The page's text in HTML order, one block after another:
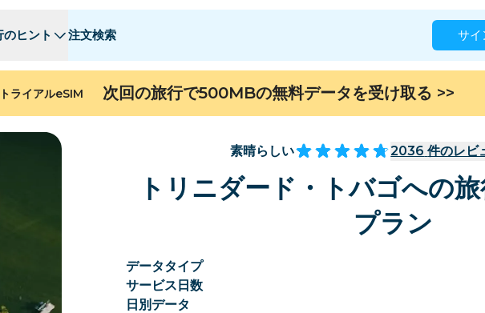
のヒント 注文検索 サイ
J - O P - S
アルジェリア アンドラ アングィラ
バミューダ ブラジル
カナダ
コスタリカ
J - O P - S
中国 ヨーロッパ
ライアルeSIM 次回の旅行で500MBの無料データを受け取る >>
素晴らしい 2036 件のレビ
トリニダード・トバゴへの
プラン
データタイプ
サービス日数
日別データ